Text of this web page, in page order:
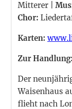
Mitterer |
Chor:
Karten:
Zur Handlung:
Der
Waisenhaus
flieht nach